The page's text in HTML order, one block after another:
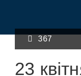
367
23